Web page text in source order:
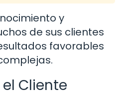
y
de sus clientes
favorables
Cliente